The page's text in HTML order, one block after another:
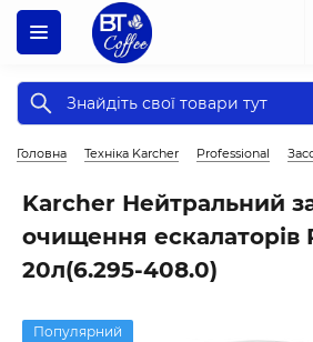
Головна Техніка Karcher Professional
Karcher Нейтральний
очищення ескалаторів
20л(6.295-408.0)
Популярний